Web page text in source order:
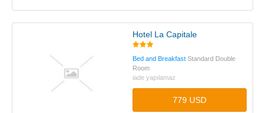
Hotel La Capitale
Bed and Breakfast Standard Double
Room
iade yapılamaz
779 USD